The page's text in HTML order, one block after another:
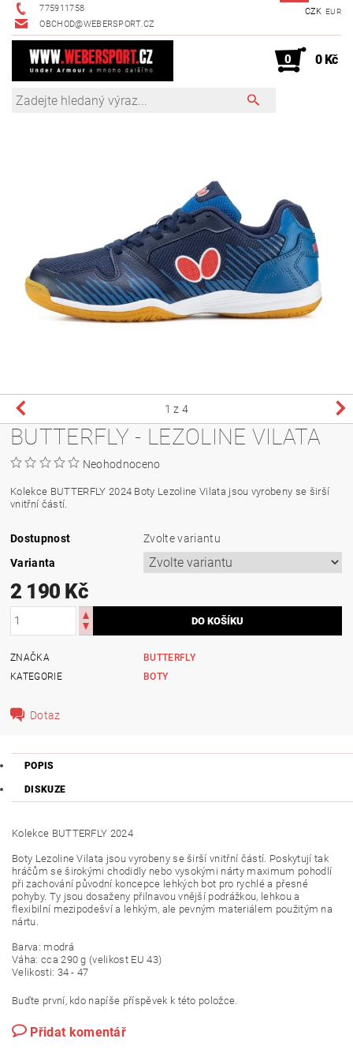
775911758
OBCHOD@WEBERSPORT.CZ
CZK EUR
0 0 Kč
1 z 4
BUTTERFLY - LEZOLINE VILATA
Neohodnoceno
Kolekce BUTTERFLY 2024 Boty Lezoline Vilata jsou vyrobeny se širší
vnitřní částí.
Dostupnost
Zvolte variantu
Varianta
2 190 Kč
ZNAČKA
BUTTERFLY
KATEGORIE
BOTY
Dotaz
POPIS
DISKUZE
Kolekce BUTTERFLY 2024
Boty Lezoline Vilata jsou vyrobeny se širší vnitřní částí. Poskytují tak
hráčům se širokými chodidly nebo vysokými nárty maximum pohodlí
při zachování původní koncepce lehkých bot pro rychlé a přesné
pohyby. Ty jsou dosaženy přilnavou vnější podrážkou, lehkou a
flexibilní mezipodešví a lehkým, ale pevným materiálem použitým na
nártu.
Barva: modrá
Váha: cca 290 g (velikost EU 43)
Velikosti: 34 - 47
Buďte první, kdo napíše příspěvek k této položce.
Přidat komentář